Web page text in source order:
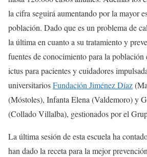
la cifra seguirá aumentando por la mayor
población. Dado que es un problema de
la última en cuanto a su tratamiento y
fuentes de conocimiento para la población
ictus para pacientes y cuidadores
universitariosFundación Jiménez Díaz
(Móstoles), Infanta Elena (Valdemoro) y
(Collado Villalba), gestionados por el
La última sesión de esta escuela ha
han dado la receta para la mejor